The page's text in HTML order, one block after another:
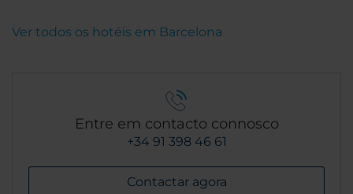
Ver todos os hotéis em Barcelona
Entre em contacto connosco
+34 91 398 46 61
Contactar agora